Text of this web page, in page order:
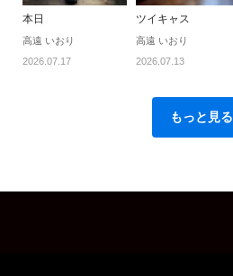
本日
高遠 いおり
2026.07.17
ツイキャス
高遠 いおり
2026.07.13
もっと見る